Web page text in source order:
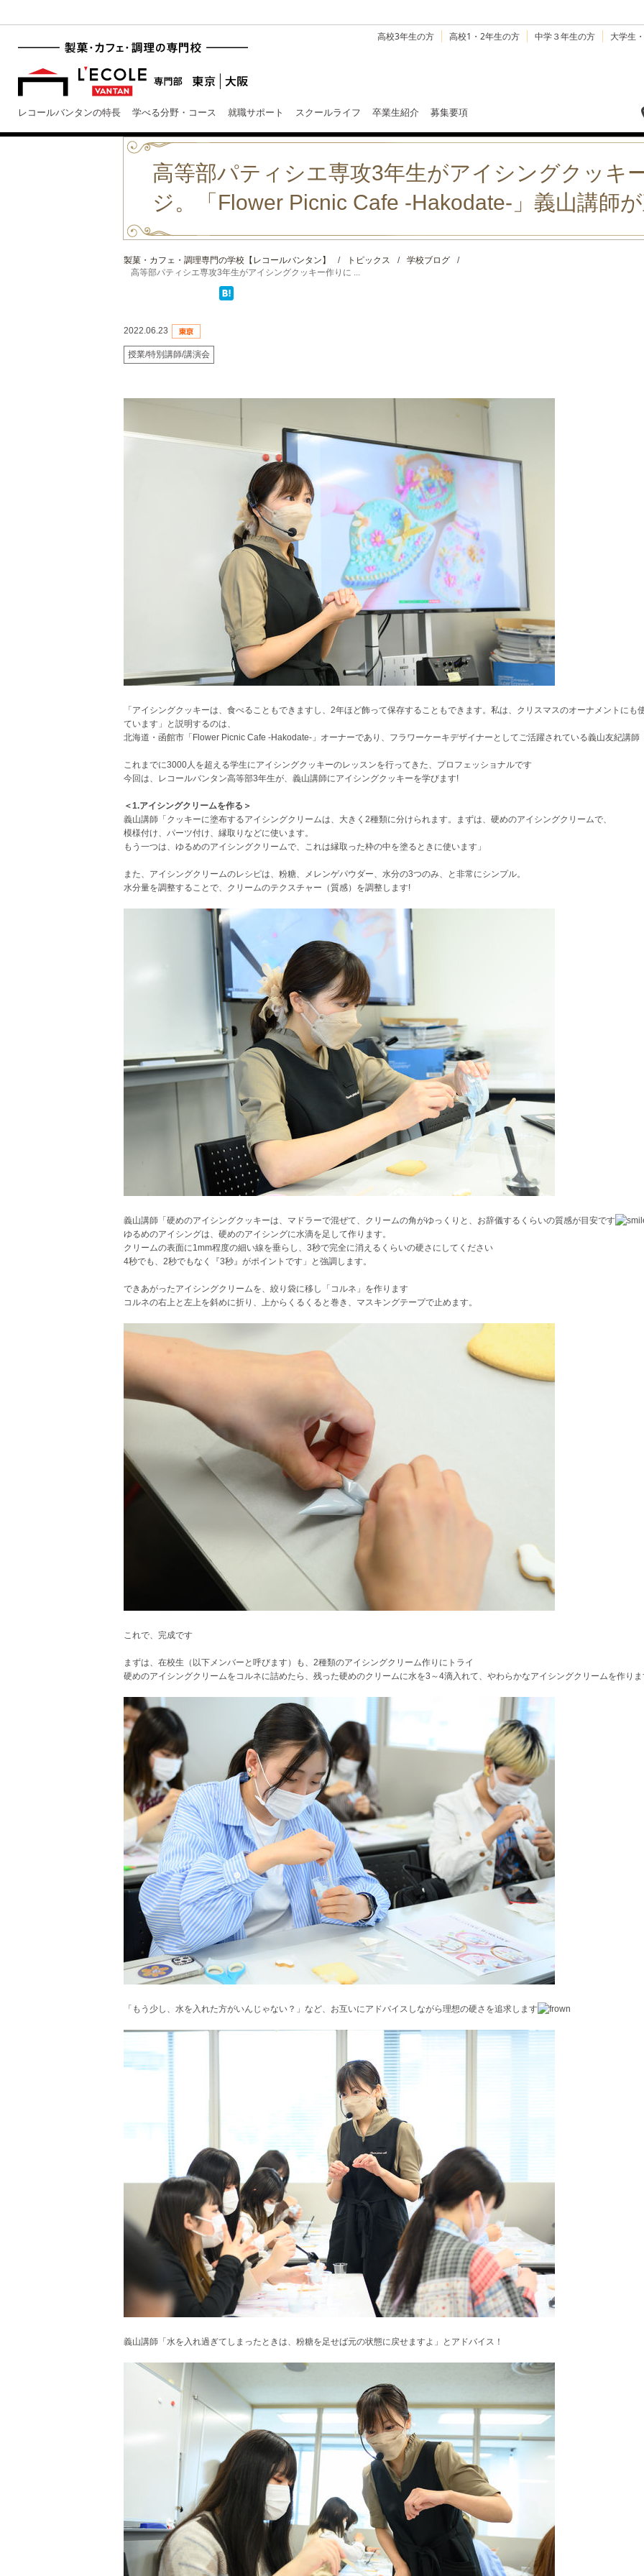
高校3年生の方 高校1・2年生の方 中学３年生の方 大学生
レコールバンタンの特長 学べる分野・コース 就職サポート スクールライフ 卒業生紹介 募集要項
高等部パティシエ専攻3年生がアイシングクッキ
ジ。「Flower Picnic Cafe -Hakodate-」義山講師
製菓・カフェ・調理専門の学校【レコールバンタン】 / トピックス / 学校ブログ
/
高等部パティシエ専攻3年生がアイシングクッキー作りに ...
2022.06.23
授業/特別講師/講演会
「アイシングクッキーは、食べることもできますし、2年ほど飾って保存することもできます。私は、クリスマスのオーナメントにも
ています」と説明するのは、
北海道・函館市「Flower Picnic Cafe -Hakodate-」オーナーであり、フラワーケーキデザイナーとしてご活躍されている義山友紀講師
これまでに3000人を超える学生にアイシングクッキーのレッスンを行ってきた、プロフェッショナルです
今回は、レコールバンタン高等部3年生が、義山講師にアイシングクッキーを学びます!
＜1.アイシングクリームを作る＞
義山講師「クッキーに塗布するアイシングクリームは、大きく2種類に分けられます。まずは、硬めのアイシングクリームで、
模様付け、パーツ付け、縁取りなどに使います。
もう一つは、ゆるめのアイシングクリームで、これは縁取った枠の中を塗るときに使います」
また、アイシングクリームのレシピは、粉糖、メレンゲパウダー、水分の3つのみ、と非常にシンプル。
水分量を調整することで、クリームのテクスチャー（質感）を調整します!
義山講師「硬めのアイシングクッキーは、マドラーで混ぜて、クリームの角がゆっくりと、お辞儀するくらいの質感が目安です
ゆるめのアイシングは、硬めのアイシングに水滴を足して作ります。
クリームの表面に1mm程度の細い線を垂らし、3秒で完全に消えるくらいの硬さにしてください
4秒でも、2秒でもなく『3秒』がポイントです 」と強調します。
できあがったアイシングクリームを、絞り袋に移し「コルネ」を作ります
コルネの右上と左上を斜めに折り、上からくるくると巻き、マスキングテープで止めます。
これで、完成です
まずは、在校生（以下メンバーと呼びます）も、2種類のアイシングクリーム作りにトライ
硬めのアイシングクリームをコルネに詰めたら、残った硬めのクリームに水を3～4滴入れて、やわらかなアイシングクリームを作り
「もう少し、水を入れた方がいんじゃない？」など、お互いにアドバイスしながら理想の硬さを追求します
義山講師「水を入れ過ぎてしまったときは、粉糖を足せば元の状態に戻せますよ」とアドバイス！